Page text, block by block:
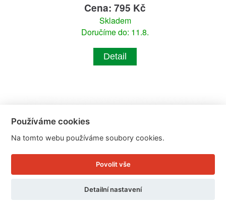
Cena: 795 Kč
Skladem
Doručíme do: 11.8.
Detail
Používáme cookies
Na tomto webu používáme soubory cookies.
Povolit vše
Detailní nastavení